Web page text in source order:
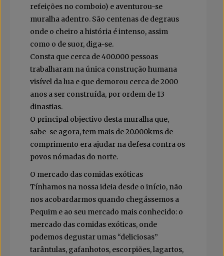
refeições no comboio) e aventurou-se
muralha adentro. São centenas de degraus
onde o cheiro a história é intenso, assim
como o de suor, diga-se.
Consta que cerca de 400.000 pessoas
trabalharam na única construção humana
visível da lua e que demorou cerca de 2000
anos a ser construída, por ordem de 13
dinastias.
O principal objectivo desta muralha que,
sabe-se agora, tem mais de 20.000kms de
comprimento era ajudar na defesa contra os
povos nómadas do norte.
O mercado das comidas exóticas
Tínhamos na nossa ideia desde o início, não
nos acobardarmos quando chegássemos a
Pequim e ao seu mercado mais conhecido: o
mercado das comidas exóticas, onde
podemos degustar umas “deliciosas”
tarântulas, gafanhotos, escorpiões, lagartos,